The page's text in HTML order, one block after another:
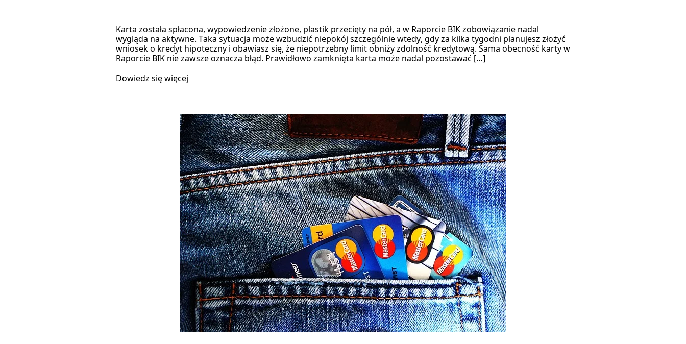
Karta została spłacona, wypowiedzenie złożone, plastik przecięty na pół, a w Raporcie BIK zobowiązanie nadal
wygląda na aktywne. Taka sytuacja może wzbudzić niepokój szczególnie wtedy, gdy za kilka tygodni planujesz złożyć
wniosek o kredyt hipoteczny i obawiasz się, że niepotrzebny limit obniży zdolność kredytową. Sama obecność karty w
Raporcie BIK nie zawsze oznacza błąd. Prawidłowo zamknięta karta może nadal pozostawać […]
Dowiedz się więcej